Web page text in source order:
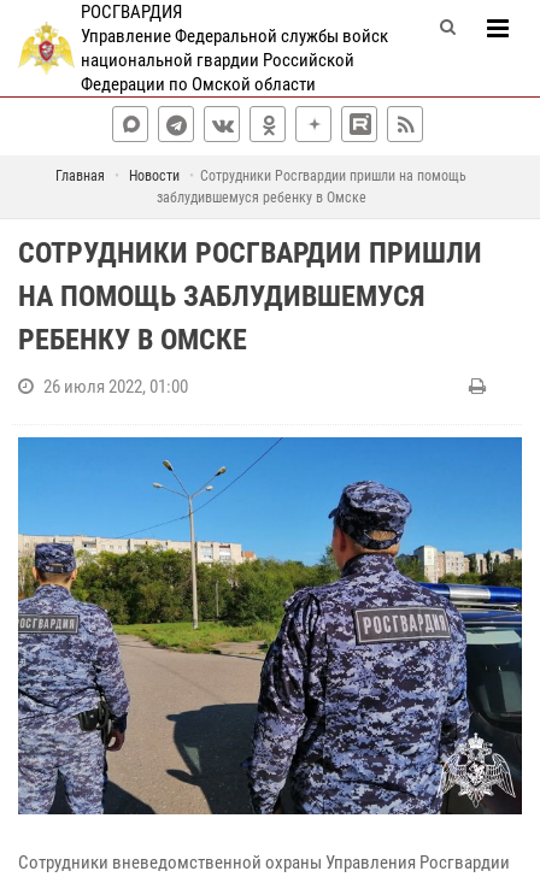
РОСГВАРДИЯ
Управление Федеральной службы войск
национальной гвардии Российской
Федерации по Омской области
Главная Новости
Сотрудники Росгвардии пришли на помощь
заблудившемуся ребенку в Омске
СОТРУДНИКИ РОСГВАРДИИ ПРИШЛИ
НА ПОМОЩЬ ЗАБЛУДИВШЕМУСЯ
РЕБЕНКУ В ОМСКЕ
26 июля 2022, 01:00
Сотрудники вневедомственной охраны Управления Росгвардии